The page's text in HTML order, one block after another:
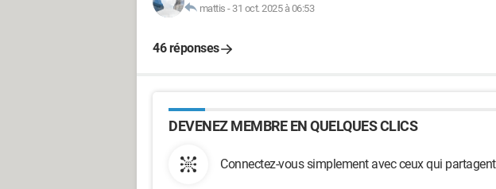
mattis - 31 oct. 2025 à 06:53
46 réponses
DEVENEZ MEMBRE EN QUELQUES CLICS
Connectez-vous simplement avec ceux qui